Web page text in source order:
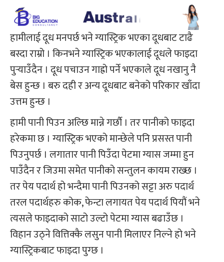
हामीलाई दूध मनपर्छ भने ग्यास्ट्रिक भएका दूधबाट टाढै
बस्दा राम्रो । किनभने ग्यास्ट्रिक भएकालाई दूधले फाइदा
पुर्‍याउँदैन । दूध पचाउन गाह्रो पर्ने भएकाले दूध नखानु नै
बेस हुन्छ । बरु दही र अन्य दूधबाट बनेको परिकार खाँदा
उत्तम हुन्छ ।
हामी पानी पिउन अल्छि मान्ने गर्छौ । तर पानीको फाइदा
हरेकमा छ । ग्यास्ट्रिक भएको मान्छेले पनि प्रसस्त पानी
पिउनुपर्छ । लगातार पानी पिउँदा पेटमा ग्यास जम्मा हुन
पाउँदैन र जिउमा समेत पानीको सन्तुलन कायम राख्छ ।
तर पेय पदार्थ हो भन्दैमा पानी पिउनको सट्टा अरु पदार्थ
तरल पदार्थहरु कोक, फेन्टा लगायत पेय पदार्थ पियौं भने
त्यसले फाइदाको साटो उल्टो पेटमा ग्यास बढाउँछ ।
विहान उठ्ने वित्तिक्कै लसुन पानी मिलाएर निल्ने हो भने
ग्यास्ट्रिकबाट फाइदा पुग्छ ।